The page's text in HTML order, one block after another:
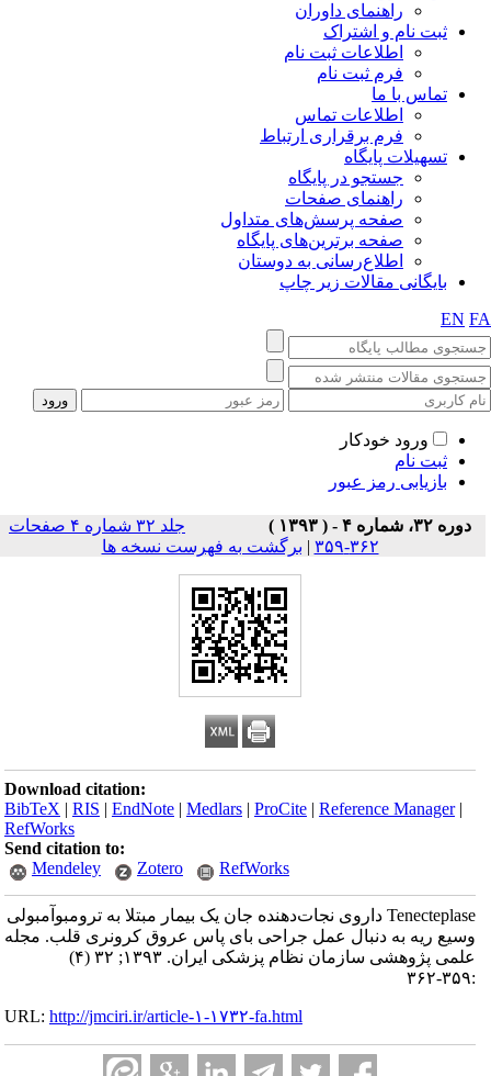
راهنمای داوران
ثبت نام و اشتراک
اطلاعات ثبت نام
فرم ثبت نام
تماس با ما
اطلاعات تماس
فرم برقراری ارتباط
تسهیلات پایگاه
جستجو در پایگاه
راهنمای صفحات
صفحه پرسش‌های متداول
صفحه برترین‌های پایگاه
اطلاع‌رسانی به دوستان
بایگانی مقالات زیر چاپ
EN
ورود خودکار
ثبت نام
بازیابی رمز عبور
دوره ۳۲، شماره ۴ - ( ۱۳۹۳ )
جلد ۳۲ شماره ۴ صفحات
۳۶۲-۳۵۹
| برگشت به فهرست نسخه ها
Download citation:
BibTeX |RIS |EndNote |Medlars |ProCite |Reference Manager
RefWorks
Send citation to:
Mendeley
Zotero RefWorks
Tenecteplase داروی نجات‌دهنده جان یک بیمار مبتلا به ترومبوآمبولی
وسیع ریه به دنبال عمل جراحی بای پاس عروق کرونری قلب. مجله
علمی پژوهشی سازمان نظام پزشکی ایران. ۱۳۹۳; ۳۲ (۴)
URL:http://jmciri.ir/article-۱-۱۷۳۲-fa.html